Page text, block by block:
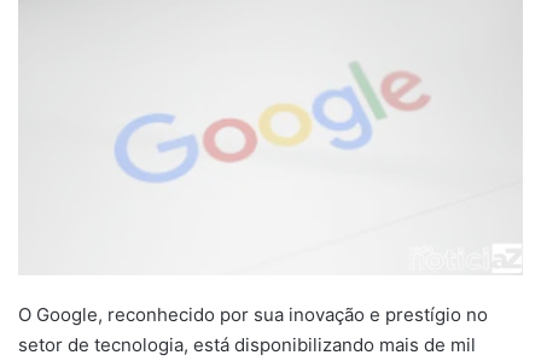
O Google, reconhecido por sua inovação e prestígio no
setor de tecnologia, está disponibilizando mais de mil